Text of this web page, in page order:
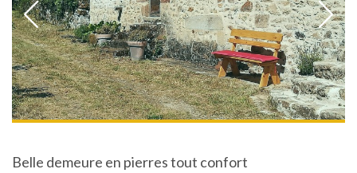
Belle demeure en pierres tout confort